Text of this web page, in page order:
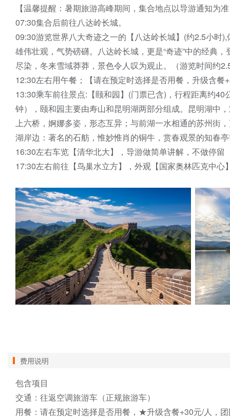
【温馨提醒：暑期旅游高峰期间，集合地点以导游通知为
07:30集合后前往八达岭长城。
09:30游览世界八大奇迹之一的【八达岭长城】(约2.5小时
雄伟壮观，气势磅礴。八达岭长城，更是“奇迹”中的经典
尽染，冬来雪域莽莽，景色令人叹为观止。（游览时间约
12:30左右用午餐；【请在预定时选择是否用餐，升级含
13:30乘车前往景点:【颐和园】(门票已含)，行程距离约
钟），颐和园主要由寿山和昆明湖两部分组成。昆明湖中
上六桥，婀娜多姿，形态互异；与前湖一水相通的苏州街
湖岸边：著名的石舫，惟妙惟肖的铜牛，赏春观景的知
16:30左右车览【清华北大】，导游做简单讲解，不做停留
17:30左右前往【鸟巢水立方】，外观【国家奥林匹克中
费用说明
包含项目
交通：往返空调旅游车（正规旅游车）
用餐：请在预定时选择是否用餐，★升级含餐+30元/人，